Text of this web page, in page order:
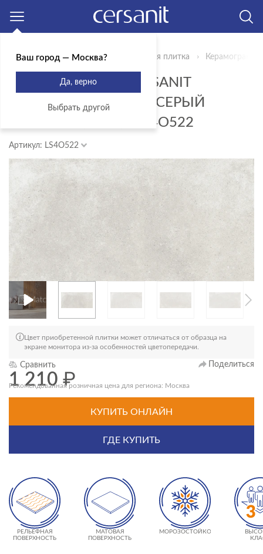
Главная Продукты Керамическая плитка Керамогранит
КЕРАМОГРАНИТ CERSANIT
LOFTHOUSE СВЕТЛО-СЕРЫЙ
РЕЛЬЕФ 29,7X59,8 LS4O522
Артикул: LS4O522
Цвет приобретенной плитки может отличаться от образца на
экране монитора из-за особенностей цветопередачи.
Сравнить Поделиться
1 210₽
Рекомендованная розничная цена для региона: Москва
КУПИТЬ ОНЛАЙН
ГДЕ КУПИТЬ
РЕЛЬЕФНАЯ
ПОВЕРХНОСТЬ
МАТОВАЯ
ПОВЕРХНОСТЬ
МОРОЗОСТОЙКОСТЬ
Ваш город — Москва?
Да, верно
Выбрать другой